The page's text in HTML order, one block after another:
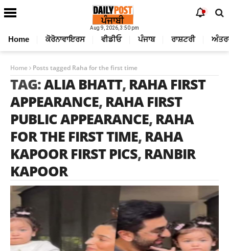
Aug 9, 2026, 3:50 pm
Home ਕੋਰੋਨਾਵਾਇਰਸ ਵੀਡੀਓ ਪੰਜਾਬ ਰਾਸ਼ਟਰੀ
Home Posts tagged Raha for the first time
TAG:ALIA BHATT, RAHA FIRST
APPEARANCE, RAHA FIRST
PUBLIC APPEARANCE, RAHA
FOR THE FIRST TIME, RAHA
KAPOOR FIRST PICS, RANBIR
KAPOOR